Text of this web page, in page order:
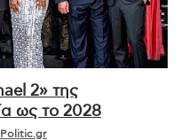
2» της
ως το 2028